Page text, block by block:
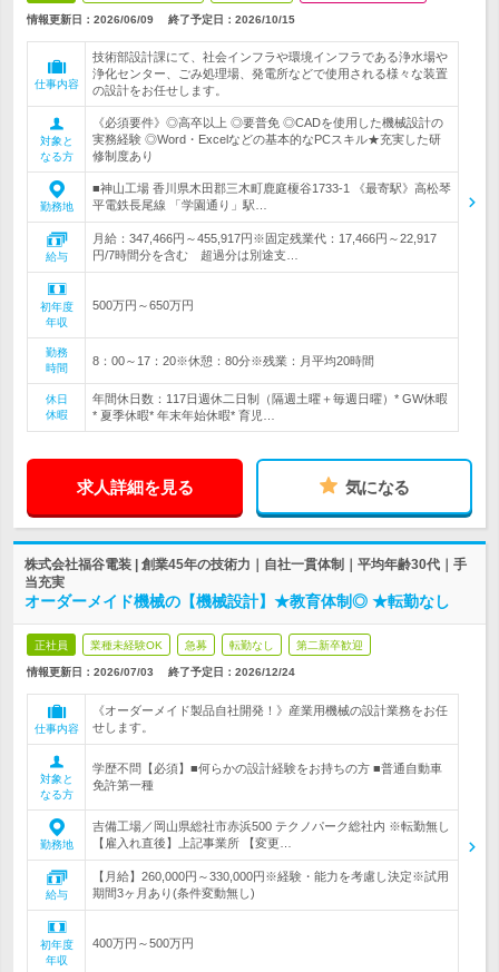
情報更新日：2026/06/09 終了予定日： 2026/10/15
仕事内容
技術部設計課にて、社会インフラや環境インフラである浄水場や
浄化センター、ごみ処理場、発電所などで使用される様々な装置
の設計をお任せします。
対象と
なる方
《必須要件》◎高卒以上 ◎要普免 ◎CADを使用した機械設計の
実務経験 ◎Word・Excelなどの基本的なPCスキル★充実した研
修制度あり
勤務地
■神山工場 香川県木田郡三木町鹿庭榎谷1733-1 《最寄駅》高松琴
平電鉄長尾線 「学園通り」駅…
給与
月給：347,466円～455,917円※固定残業代：17,466円～22,917
円/7時間分を含む 超過分は別途支…
初年度
年収
500万円～650万円
勤務
時間
8：00～17：20※休憩：80分※残業：月平均20時間
休日
休暇
年間休日数：117日週休二日制（隔週土曜＋毎週日曜）* GW休暇
* 夏季休暇* 年末年始休暇* 育児…
求人詳細を見る 気になる
株式会社福谷電装 | 創業45年の技術力｜自社一貫体制｜平均年齢30代｜手
当充実
オーダーメイド機械の【機械設計】★教育体制◎ ★転勤なし
正社員 業種未経験OK 急募 転勤なし 第二新卒歓迎
情報更新日：2026/07/03 終了予定日： 2026/12/24
仕事内容
《オーダーメイド製品自社開発！》産業用機械の設計業務をお任
せします。
対象と
なる方
学歴不問【必須】■何らかの設計経験をお持ちの方 ■普通自動車
免許第一種
勤務地
吉備工場／岡山県総社市赤浜500 テクノパーク総社内 ※転勤無し
【雇入れ直後】上記事業所 【変更…
給与
【月給】260,000円～330,000円※経験・能力を考慮し決定※試用
期間3ヶ月あり(条件変動無し)
初年度
年収
400万円～500万円